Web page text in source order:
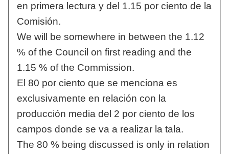
en primera lectura y del 1.15 por ciento de la
Comisión.
We will be somewhere in between the 1.12
% of the Council on first reading and the
1.15 % of the Commission.
El 80 por ciento que se menciona es
exclusivamente en relación con la
producción media del 2 por ciento de los
campos donde se va a realizar la tala.
The 80 % being discussed is only in relation